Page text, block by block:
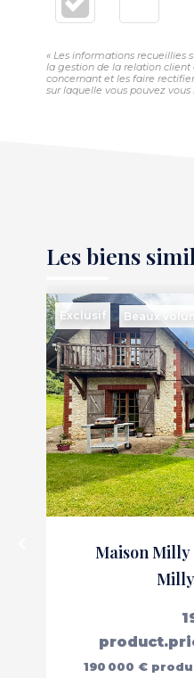
« Les informations recueillies
la gestion de la relation client
concernant et les faire
sur laquelle vous pouvez vous
Les biens
Exclusif Beaux
Maison Milly
190 000 €